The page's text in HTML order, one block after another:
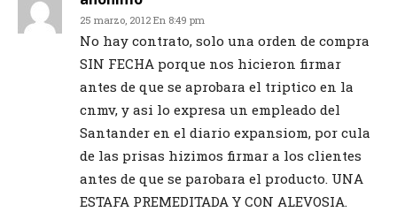
25 marzo, 2012 En 8:49 pm
No hay contrato, solo una orden de compra
SIN FECHA porque nos hicieron firmar
antes de que se aprobara el triptico en la
cnmv, y asi lo expresa un empleado del
Santander en el diario expansiom, por cula
de las prisas hizimos firmar a los clientes
antes de que se parobara el producto. UNA
ESTAFA PREMEDITADA Y CON ALEVOSIA.